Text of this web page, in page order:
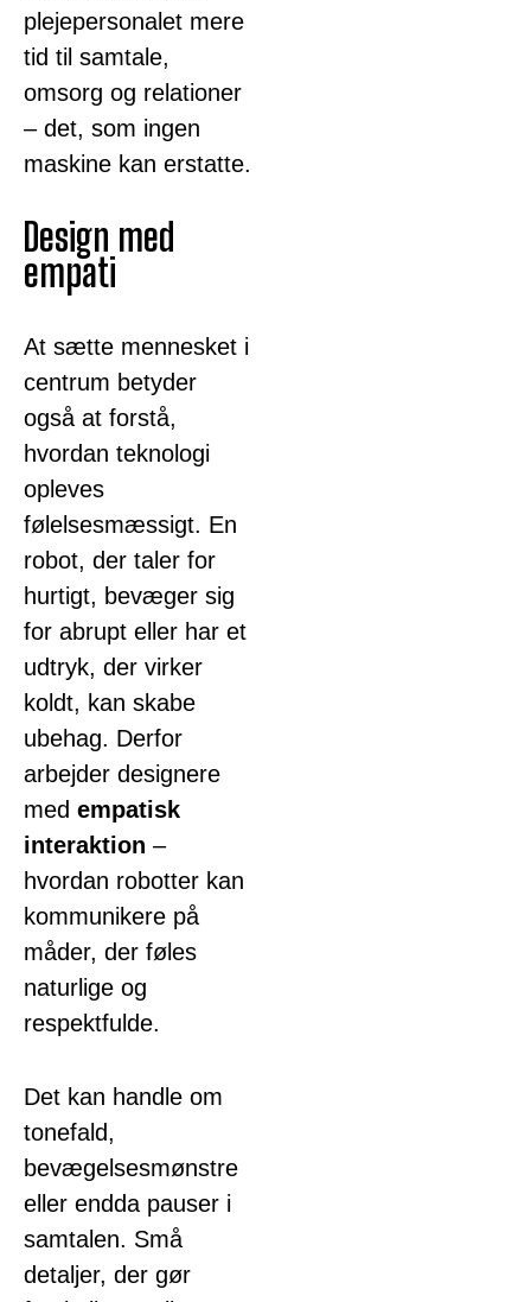
plejepersonalet mere
tid til samtale,
omsorg og relationer
– det, som ingen
maskine kan erstatte.
Design med
empati
At sætte mennesket i
centrum betyder
også at forstå,
hvordan teknologi
opleves
følelsesmæssigt. En
robot, der taler for
hurtigt, bevæger sig
for abrupt eller har et
udtryk, der virker
koldt, kan skabe
ubehag. Derfor
arbejder designere
med empatisk
interaktion –
hvordan robotter kan
kommunikere på
måder, der føles
naturlige og
respektfulde.
Det kan handle om
tonefald,
bevægelsesmønstre
eller endda pauser i
samtalen. Små
detaljer, der gør